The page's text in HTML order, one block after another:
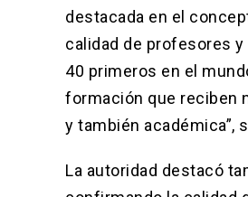
destacada en el
calidad de profesores
40 primeros en el
formación que reciben
y también académica”,
La autoridad destacó